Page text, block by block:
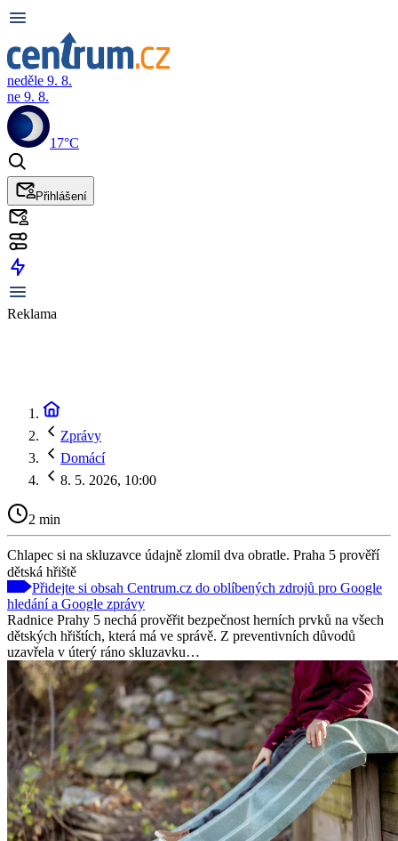
neděle 9. 8.
ne 9. 8.
17°C
Přihlášení
Reklama
Zprávy
Domácí
8. 5. 2026, 10:00
2 min
Chlapec si na skluzavce údajně zlomil dva obratle. Praha 5 prověří
dětská hřiště
Přidejte si obsah Centrum.cz do oblíbených zdrojů pro Google
hledání a Google zprávy
Radnice Prahy 5 nechá prověřit bezpečnost herních prvků na všech
dětských hřištích, která má ve správě. Z preventivních důvodů
uzavřela v úterý ráno skluzavku…